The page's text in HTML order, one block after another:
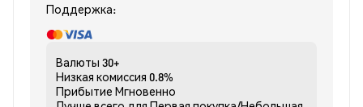
Поддержка:
Валюты 30+
Низкая комиссия 0.8%
Прибытие Мгновенно